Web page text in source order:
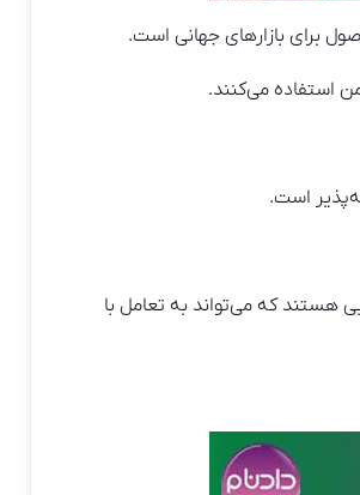
برای بازارهای جهانی است.
استفاده می‌کنند.
است.
هستند که می‌تواند به تعامل با